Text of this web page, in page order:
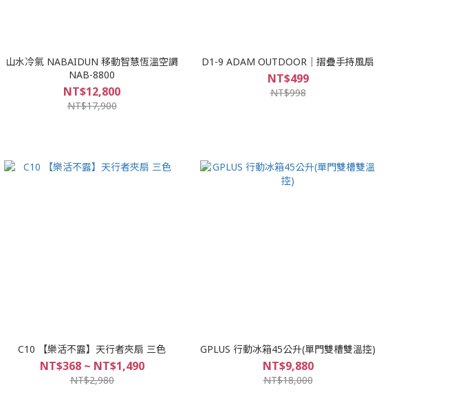
山水冷氣 NABAIDUN 移動智慧恆溫空調
NAB-8800
NT$12,800
NT$17,900
D1-9 ADAM OUTDOOR｜摺疊手持風扇
NT$499
NT$998
C10 【樂活不露】天行者夾扇 三色
NT$368 ~ NT$1,490
NT$2,980
GPLUS 行動冰箱45公升(單門雙槽雙溫控)
NT$9,880
NT$18,000